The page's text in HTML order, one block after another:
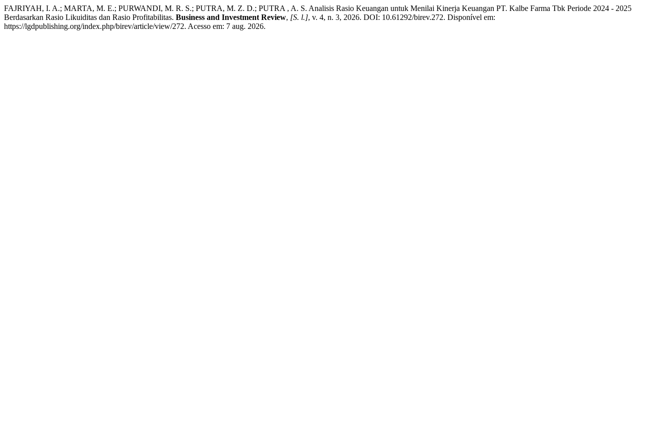
FAJRIYAH, I. A.; MARTA, M. E.; PURWANDI, M. R. S.; PUTRA, M. Z. D.; PUTRA , A. S. Analisis Rasio Keuangan untuk Menilai Kinerja Keuangan PT. Kalbe Farma Tbk Periode 2024 - 2025
Berdasarkan Rasio Likuiditas dan Rasio Profitabilitas. Business and Investment Review, [S. l.], v. 4, n. 3, 2026. DOI: 10.61292/birev.272. Disponível em:
https://lgdpublishing.org/index.php/birev/article/view/272. Acesso em: 7 aug. 2026.